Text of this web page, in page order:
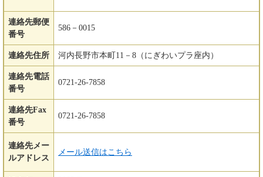
連絡先郵便
番号
586－0015
連絡先住所 河内長野市本町11－8（にぎわいプラ座内）
連絡先電話
番号
0721-26-7858
連絡先Fax
番号
0721-26-7858
連絡先メー
ルアドレス
メール送信はこちら